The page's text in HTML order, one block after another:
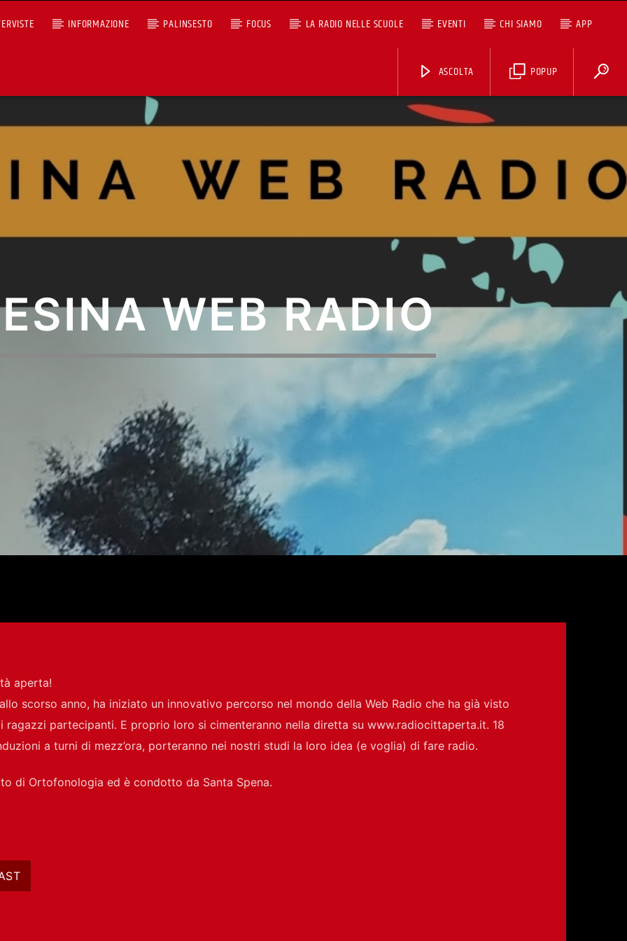
INFORMAZIONE PALINSESTO FOCUS LA RADIO NELLE SCUOLE EVENTI CHI SIAMO APP
POPUP
ASCOLTA
Ascoltaci dal pc
Sostieni Radio Città Aperta
WEB RADIO
aperta!
scorso anno, ha iniziato un innovativo percorso nel mondo della Web Radio che ha già visto
partecipanti. E proprio loro si cimenteranno nella diretta su www.radiocittaperta.it. 18
a turni di mezz’ora, porteranno nei nostri studi la loro idea (e voglia) di fare radio.
di Ortofonologia ed è condotto da Santa Spena.